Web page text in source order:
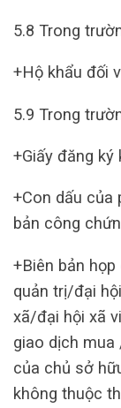
5.8 Trong
+Hộ khẩu đối
5.9 Trong
+Giấy đăng ký
+Con dấu của
bản công
+Biên bản
quản trị/đại
xã/đại hội xã
giao dịch
của chủ sở
không thuộc